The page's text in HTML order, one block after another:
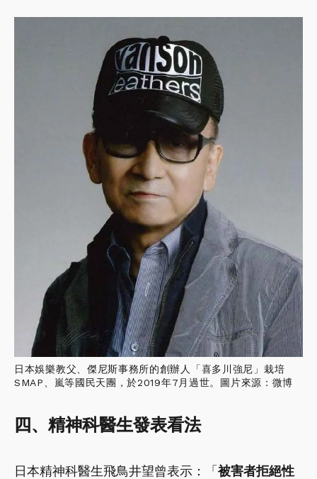
日本娛樂教父、傑尼斯事務所的創辦人「喜多川強尼」栽培
SMAP、嵐等國民天團，於2019年7月過世。圖片來源：微博
四、精神科醫生發表看法
日本精神科醫生飛鳥井望曾表示：「被害者拒絕性